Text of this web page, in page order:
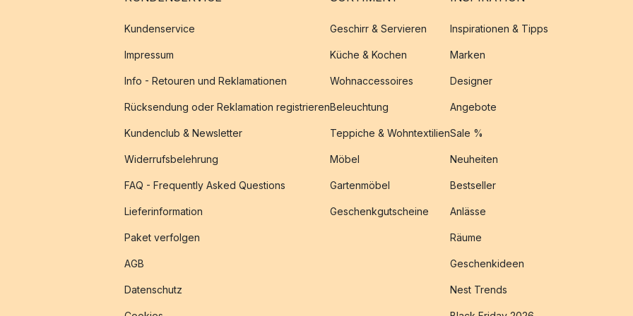
Kundenservice
Impressum
Info - Retouren und Reklamationen
Rücksendung oder Reklamation registrieren
Kundenclub & Newsletter
Widerrufsbelehrung
FAQ - Frequently Asked Questions
Lieferinformation
Paket verfolgen
AGB
Datenschutz
Geschirr & Servieren
Küche & Kochen
Wohnaccessoires
Beleuchtung
Teppiche & Wohntextilien
Möbel
Gartenmöbel
Geschenkgutscheine
Inspirationen & Tipps
Marken
Designer
Angebote
Sale %
Neuheiten
Bestseller
Anlässe
Räume
Geschenkideen
Nest Trends